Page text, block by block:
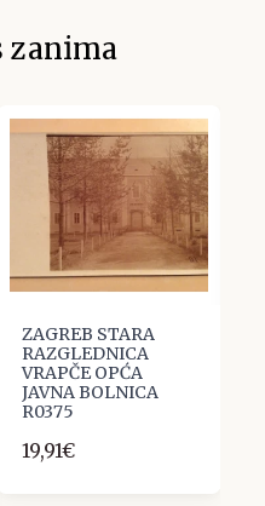
zanima
ZAGREB STARA
RAZGLEDNICA
VRAPČE OPĆA
JAVNA BOLNICA
R0375
19,91€